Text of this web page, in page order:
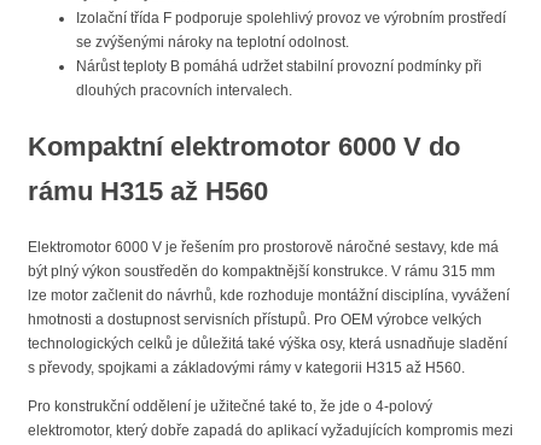
Izolační třída F podporuje spolehlivý provoz ve výrobním prostředí
se zvýšenými nároky na teplotní odolnost.
Nárůst teploty B pomáhá udržet stabilní provozní podmínky při
dlouhých pracovních intervalech.
Kompaktní elektromotor 6000 V do
rámu H315 až H560
Elektromotor 6000 V je řešením pro prostorově náročné sestavy, kde má
být plný výkon soustředěn do kompaktnější konstrukce. V rámu 315 mm
lze motor začlenit do návrhů, kde rozhoduje montážní disciplína, vyvážení
hmotnosti a dostupnost servisních přístupů. Pro OEM výrobce velkých
technologických celků je důležitá také výška osy, která usnadňuje sladění
s převody, spojkami a základovými rámy v kategorii H315 až H560.
Pro konstrukční oddělení je užitečné také to, že jde o 4-polový
elektromotor, který dobře zapadá do aplikací vyžadujících kompromis mezi